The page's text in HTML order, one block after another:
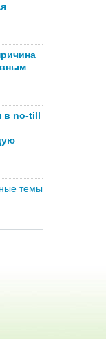
в no-till
темы